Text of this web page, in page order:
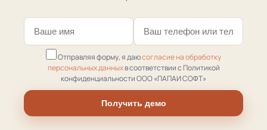
Отправляя форму, я даюсогласие на обработку
персональных данныхв соответствии с Политикой
конфиденциальности ООО «ПАПАИ СОФТ»
Получить демо